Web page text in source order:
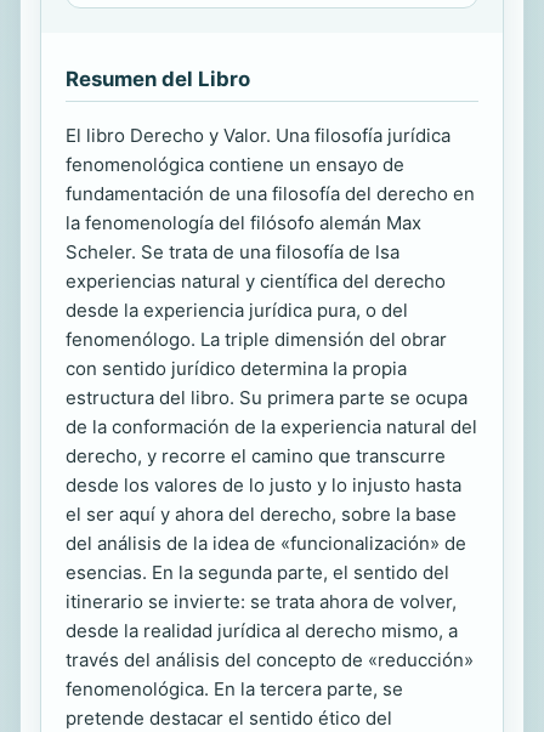
Resumen del Libro
El libro Derecho y Valor. Una filosofía jurídica
fenomenológica contiene un ensayo de
fundamentación de una filosofía del derecho en
la fenomenología del filósofo alemán Max
Scheler. Se trata de una filosofía de lsa
experiencias natural y científica del derecho
desde la experiencia jurídica pura, o del
fenomenólogo. La triple dimensión del obrar
con sentido jurídico determina la propia
estructura del libro. Su primera parte se ocupa
de la conformación de la experiencia natural del
derecho, y recorre el camino que transcurre
desde los valores de lo justo y lo injusto hasta
el ser aquí y ahora del derecho, sobre la base
del análisis de la idea de «funcionalización» de
esencias. En la segunda parte, el sentido del
itinerario se invierte: se trata ahora de volver,
desde la realidad jurídica al derecho mismo, a
través del análisis del concepto de «reducción»
fenomenológica. En la tercera parte, se
pretende destacar el sentido ético del